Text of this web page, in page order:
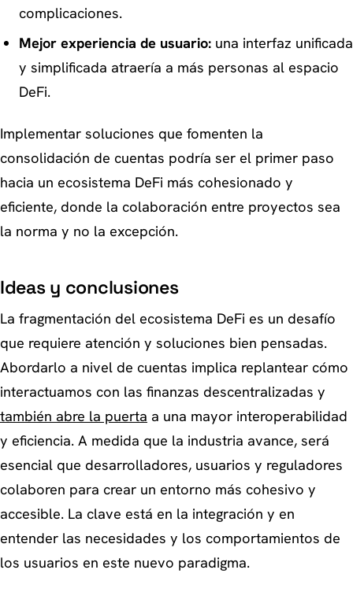
complicaciones.
Mejor experiencia de usuario:una interfaz unificada
y simplificada atraería a más personas al espacio
DeFi.
Implementar soluciones que fomenten la
consolidación de cuentas podría ser el primer paso
hacia un ecosistema DeFi más cohesionado y
eficiente, donde la colaboración entre proyectos sea
la norma y no la excepción.
Ideas y conclusiones
La fragmentación del ecosistema DeFi es un desafío
que requiere atención y soluciones bien pensadas.
Abordarlo a nivel de cuentas implica replantear cómo
interactuamos con las finanzas descentralizadas y
también abre la puerta a una mayor interoperabilidad
y eficiencia. A medida que la industria avance, será
esencial que desarrolladores, usuarios y reguladores
colaboren para crear un entorno más cohesivo y
accesible. La clave está en la integración y en
entender las necesidades y los comportamientos de
los usuarios en este nuevo paradigma.